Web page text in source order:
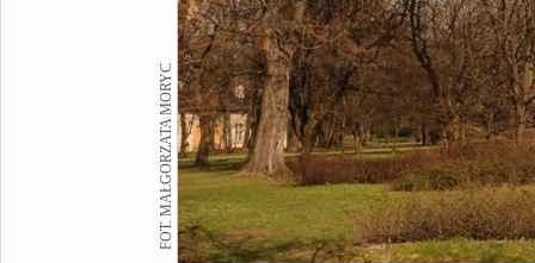
FOT. MAŁGORZATA MORYC